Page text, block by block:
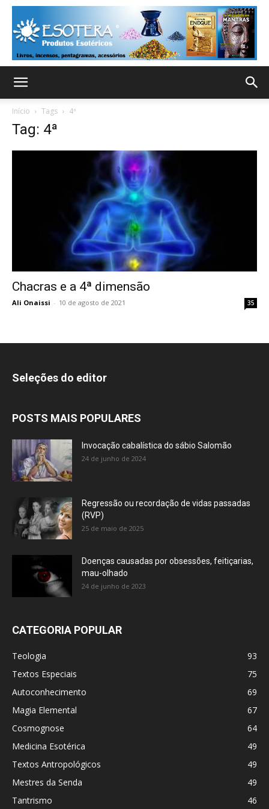
Início Tags 4ª
Tag: 4ª
Chacras e a 4ª dimensão
Ali Onaissi - 10 de agosto de 2021 35
Seleções do editor
POSTS MAIS POPULARES
Invocação cabalística do sábio Salomão
24 de junho de 2024
Regressão ou recordação de vidas passadas
(RVP)
25 de maio de 2025
Doenças causadas por obsessões, feitiçarias,
mau-olhado
24 de junho de 2023
CATEGORIA POPULAR
Teologia
93
Textos Especiais
75
Autoconhecimento
69
Magia Elemental
67
Cosmognose
64
Medicina Esotérica
49
Textos Antropológicos
49
Mestres da Senda
49
Tantrismo
46